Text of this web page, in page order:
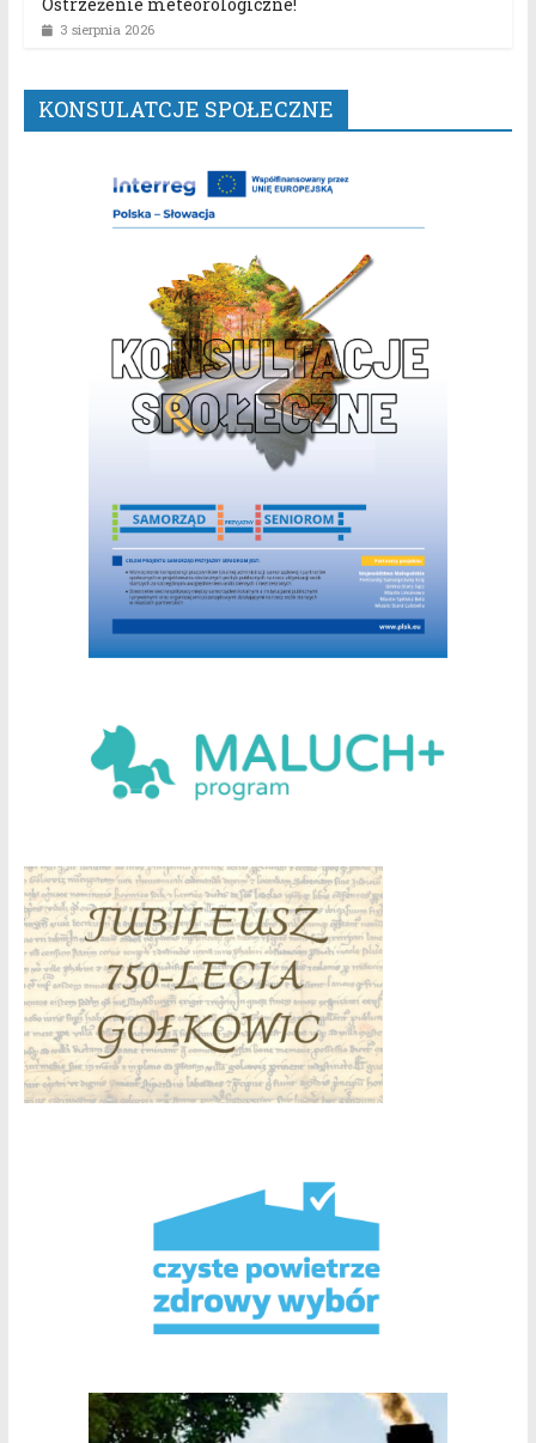
Ostrzeżenie meteorologiczne!
3 sierpnia 2026
KONSULATCJE SPOŁECZNE